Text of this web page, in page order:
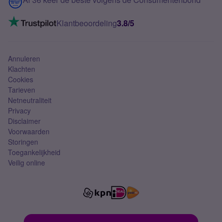
Mobiel internet
Mobiel abonnement
VoLTE 4G bellenKlantbeoordeling3.8/5
Annuleren
Klachten
Cookies
Tarieven
Netneutraliteit
Privacy
Disclaimer
Voorwaarden
Storingen
Toegankelijkheid
Veilig online